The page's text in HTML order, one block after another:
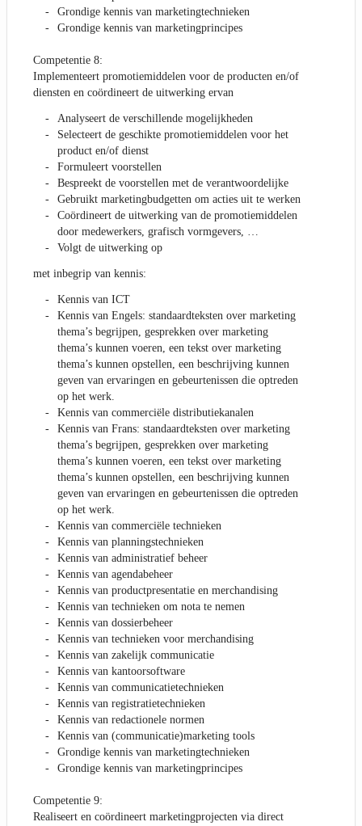
Grondige kennis van marketingtechnieken
Grondige kennis van marketingprincipes
Competentie 8:
Implementeert promotiemiddelen voor de producten en/of
diensten en coördineert de uitwerking ervan
Analyseert de verschillende mogelijkheden
Selecteert de geschikte promotiemiddelen voor het
product en/of dienst
Formuleert voorstellen
Bespreekt de voorstellen met de verantwoordelijke
Gebruikt marketingbudgetten om acties uit te werken
Coördineert de uitwerking van de promotiemiddelen
door medewerkers, grafisch vormgevers, …
Volgt de uitwerking op
met inbegrip van kennis:
Kennis van ICT
Kennis van Engels: standaardteksten over marketing
thema’s begrijpen, gesprekken over marketing
thema’s kunnen voeren, een tekst over marketing
thema’s kunnen opstellen, een beschrijving kunnen
geven van ervaringen en gebeurtenissen die optreden
op het werk.
Kennis van commerciële distributiekanalen
Kennis van Frans: standaardteksten over marketing
thema’s begrijpen, gesprekken over marketing
thema’s kunnen voeren, een tekst over marketing
thema’s kunnen opstellen, een beschrijving kunnen
geven van ervaringen en gebeurtenissen die optreden
op het werk.
Kennis van commerciële technieken
Kennis van planningstechnieken
Kennis van administratief beheer
Kennis van agendabeheer
Kennis van productpresentatie en merchandising
Kennis van technieken om nota te nemen
Kennis van dossierbeheer
Kennis van technieken voor merchandising
Kennis van zakelijk communicatie
Kennis van kantoorsoftware
Kennis van communicatietechnieken
Kennis van registratietechnieken
Kennis van redactionele normen
Kennis van (communicatie)marketing tools
Grondige kennis van marketingtechnieken
Grondige kennis van marketingprincipes
Competentie 9:
Realiseert en coördineert marketingprojecten via direct